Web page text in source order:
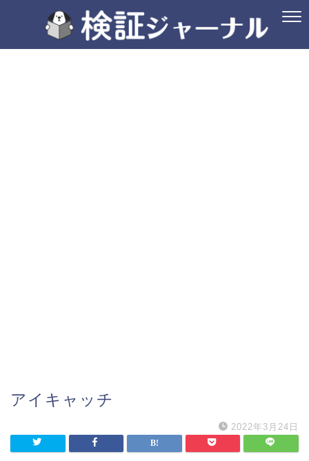
アイキャッチ
2022年3月24日